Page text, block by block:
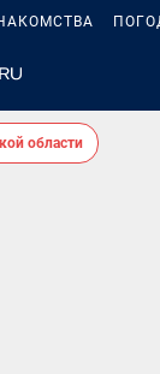
области